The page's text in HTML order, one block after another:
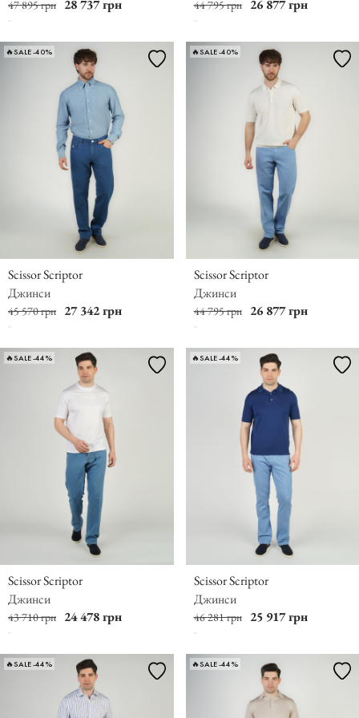
47 895 грн 28 737 грн 44 795 грн 26 877 грн
🔥SALE -40%
Scissor Scriptor
Джинси
45 570 грн 27 342 грн
🔥SALE -40%
Scissor Scriptor
Джинси
44 795 грн 26 877 грн
🔥SALE -44%
Scissor Scriptor
Джинси
43 710 грн 24 478 грн
🔥SALE -44%
Scissor Scriptor
Джинси
46 281 грн 25 917 грн
🔥SALE -44% 🔥SALE -44%